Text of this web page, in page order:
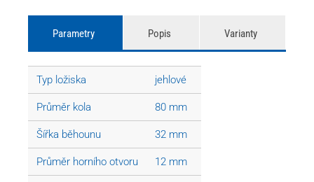
Parametry Popis Varianty
Typ ložiska jehlové
Průměr kola 80 mm
Šířka běhounu 32 mm
Průměr horního otvoru 12 mm